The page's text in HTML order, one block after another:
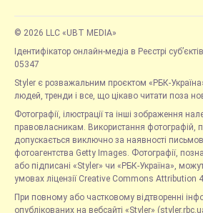
© 2026 LLC «UBT MEDIA»
Ідентифікатор онлайн-медіа в Реєстрі
05347
Styler є розважальним проєктом «РБК-
людей, тренди і все, що цікаво читати поза
Фотографії, ілюстрації та інші зображення
правовласникам. Використання фотографій,
допускається виключно за наявності
фотоагентства Getty Images. Фотографії,
або підписані «Styler» чи «РБК-Україна»,
умовах ліцензії Creative Commons Attribution
При повному або частковому відтворенні
опублікованих на вебсайті «Styler»